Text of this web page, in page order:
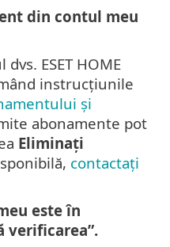
din contul meu
ESET HOME
instrucțiunile
și
abonamente pot
Eliminați
contactați
este în
verificarea”.